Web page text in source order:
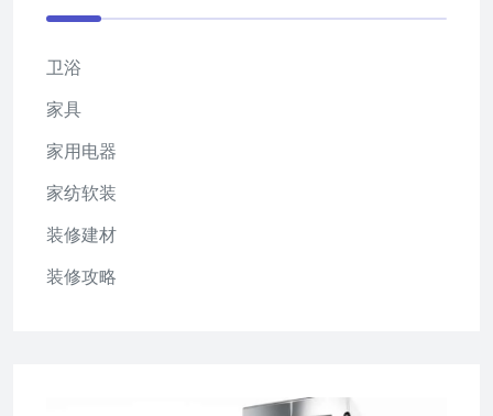
卫浴
家具
家用电器
家纺软装
装修建材
装修攻略